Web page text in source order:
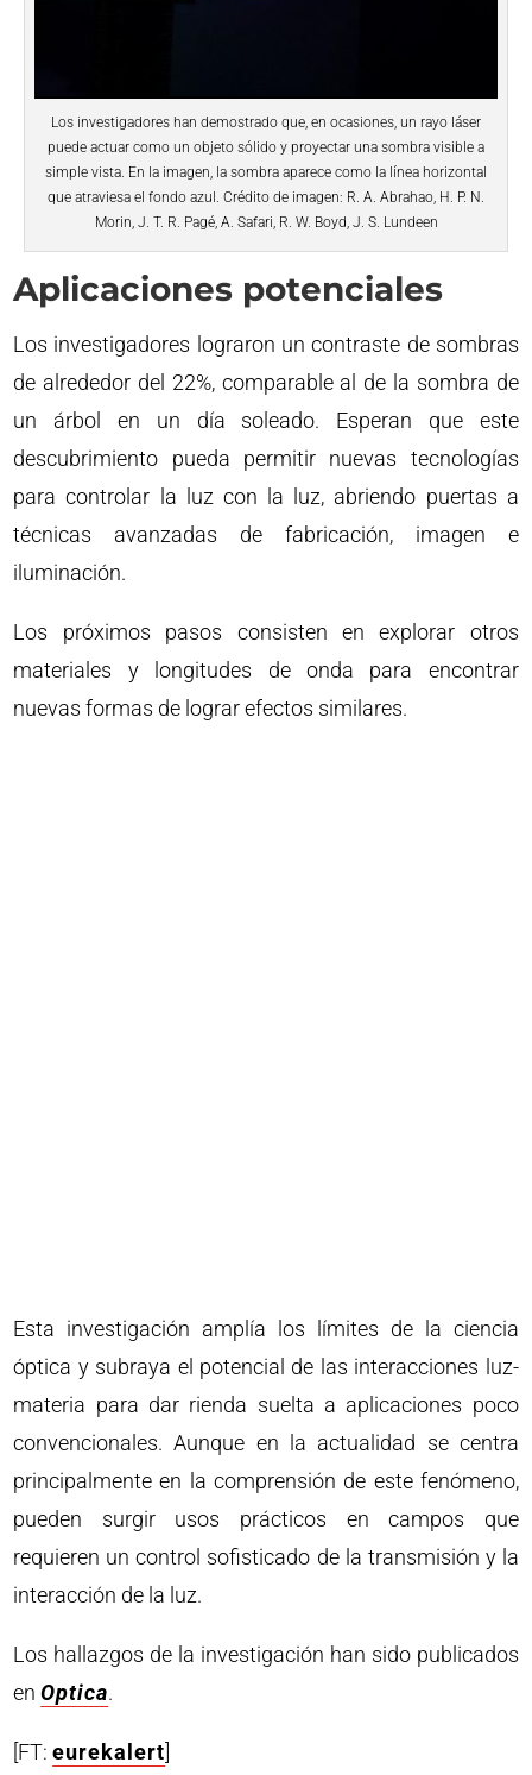
Los investigadores han demostrado que, en ocasiones, un rayo láser
puede actuar como un objeto sólido y proyectar una sombra visible a
simple vista. En la imagen, la sombra aparece como la línea horizontal
que atraviesa el fondo azul. Crédito de imagen: R. A. Abrahao, H. P. N.
Morin, J. T. R. Pagé, A. Safari, R. W. Boyd, J. S. Lundeen
Aplicaciones potenciales
Los investigadores lograron un contraste de sombras
de alrededor del 22%, comparable al de la sombra de
un árbol en un día soleado. Esperan que este
descubrimiento pueda permitir nuevas tecnologías
para controlar la luz con la luz, abriendo puertas a
técnicas avanzadas de fabricación, imagen e
iluminación.
Los próximos pasos consisten en explorar otros
materiales y longitudes de onda para encontrar
nuevas formas de lograr efectos similares.
Esta investigación amplía los límites de la ciencia
óptica y subraya el potencial de las interacciones luz-
materia para dar rienda suelta a aplicaciones poco
convencionales. Aunque en la actualidad se centra
principalmente en la comprensión de este fenómeno,
pueden surgir usos prácticos en campos que
requieren un control sofisticado de la transmisión y la
interacción de la luz.
Los hallazgos de la investigación han sido publicados
enOptica.
[FT:eurekalert]